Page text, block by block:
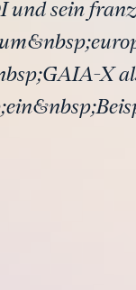
und sein
X